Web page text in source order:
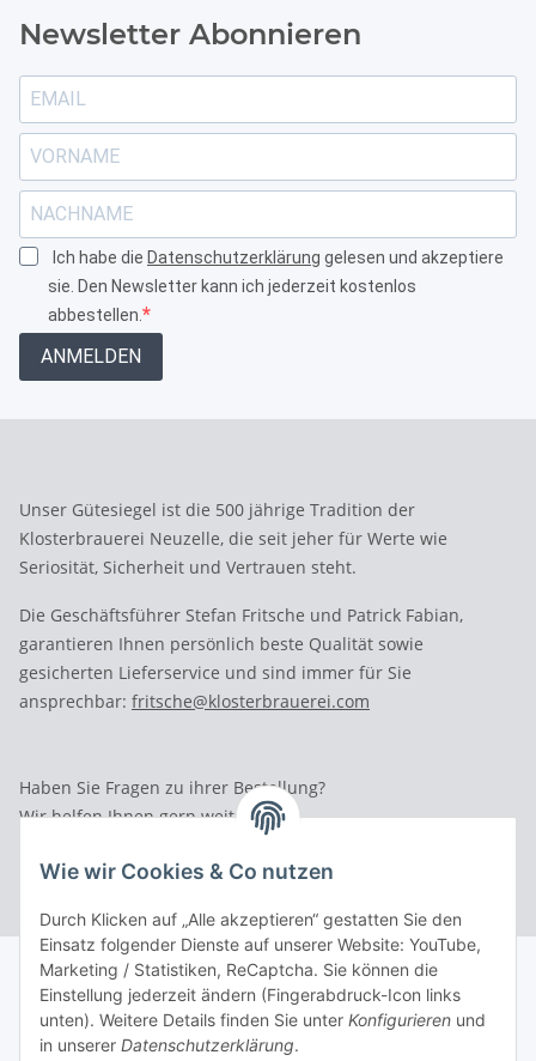
Wie wir Cookies & Co nutzen
Durch Klicken auf „Alle akzeptieren“ gestatten Sie den
Einsatz folgender Dienste auf unserer Website: YouTube,
Marketing / Statistiken, ReCaptcha. Sie können die
Einstellung jederzeit ändern (Fingerabdruck-Icon links
unten). Weitere Details finden Sie unter Konfigurieren und
in unserer Datenschutzerklärung.
Newsletter Abonnieren
Ich habe die Datenschutzerklärung gelesen und akzeptiere
sie. Den Newsletter kann ich jederzeit kostenlos
abbestellen.
ANMELDEN
Unser Gütesiegel ist die 500 jährige Tradition der
Klosterbrauerei Neuzelle, die seit jeher für Werte wie
Seriosität, Sicherheit und Vertrauen steht.
Die Geschäftsführer Stefan Fritsche und Patrick Fabian,
garantieren Ihnen persönlich beste Qualität sowie
gesicherten Lieferservice und sind immer für Sie
ansprechbar: fritsche@klosterbrauerei.com
Haben Sie Fragen zu ihrer Bestellung?
Wir helfen Ihnen gern weiter.
Rufen Sie uns an: Tel.: 03 36 52 - 81023